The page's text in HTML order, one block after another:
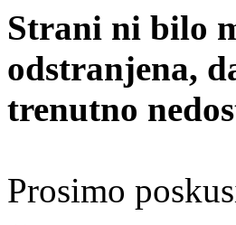
Strani ni bilo
odstranjena,
trenutno
Prosimo